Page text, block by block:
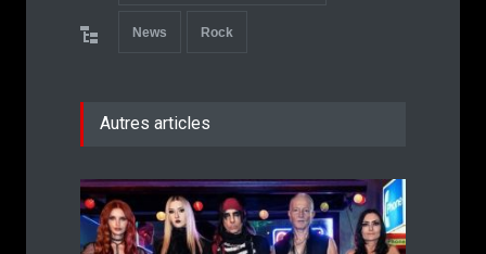
News Rock
Autres articles